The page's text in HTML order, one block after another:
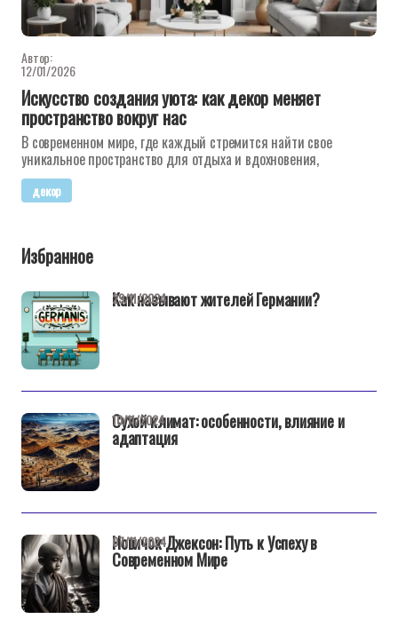
Автор:
12/01/2026
Искусство создания уюта: как декор меняет
пространство вокруг нас
В современном мире, где каждый стремится найти свое
уникальное пространство для отдыха и вдохновения,
декор
Избранное
Как называют жителей Германии?
29/11/2024
Сухой климат: особенности, влияние и
адаптация
10/11/2024
Новичок Джексон: Путь к Успеху в
Современном Мире
07/11/2024